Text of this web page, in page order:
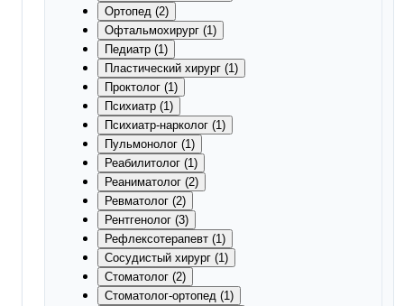
Ортопед (2)
Офтальмохирург (1)
Педиатр (1)
Пластический хирург (1)
Проктолог (1)
Психиатр (1)
Психиатр-нарколог (1)
Пульмонолог (1)
Реабилитолог (1)
Реаниматолог (2)
Ревматолог (2)
Рентгенолог (3)
Рефлексотерапевт (1)
Сосудистый хирург (1)
Стоматолог (2)
Стоматолог-ортопед (1)